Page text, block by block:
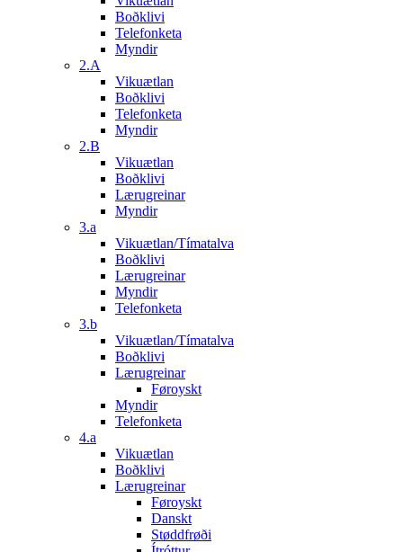
Boðklivi
Telefonketa
Myndir
2.A
Vikuætlan
Boðklivi
Telefonketa
Myndir
2.B
Vikuætlan
Boðklivi
Lærugreinar
Myndir
3.a
Vikuætlan/Tímatalva
Boðklivi
Lærugreinar
Myndir
Telefonketa
3.b
Vikuætlan/Tímatalva
Boðklivi
Lærugreinar
Føroyskt
Myndir
Telefonketa
4.a
Vikuætlan
Boðklivi
Lærugreinar
Føroyskt
Danskt
Støddfrøði